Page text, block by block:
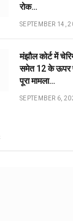
रोक…
SEPTEMBER 14,
मंझौल कोर्ट में
समेत 12 के ऊपर
पूरा मामला…
SEPTEMBER 6,